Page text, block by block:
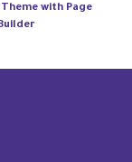
with Page